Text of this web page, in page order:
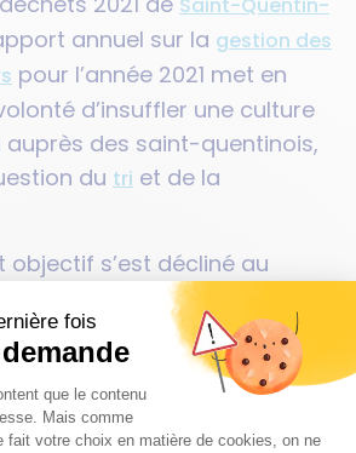
annuel sur la gestion des
pour l’année 2021 met en
d’insuffler une culture
des saint-quentinois,
du tri et de la
objectif s’est décliné au
grandes actions. En
du processus de
Plan de Prévention des
et Assimilés (PLPDMA)
, avec le
thématiques